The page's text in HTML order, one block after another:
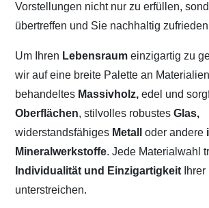
Vorstellungen nicht nur zu erfüllen,
übertreffen und Sie nachhaltig
Um Ihren Lebensraumeinzigartig zu
wir auf eine breite Palette an
behandeltes Massivholz, edel und
Oberflächen, stilvolles robustesGlas,
widerstandsfähiges Metalloder andere
Mineralwerkstoffe. Jede Materialwahl
Individualität und Einzigartigkeit
unterstreichen.